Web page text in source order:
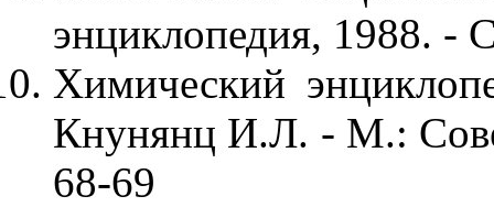
энциклопедия, 1988. -
Химический
Кнунянц И.Л. - М.:
68-69